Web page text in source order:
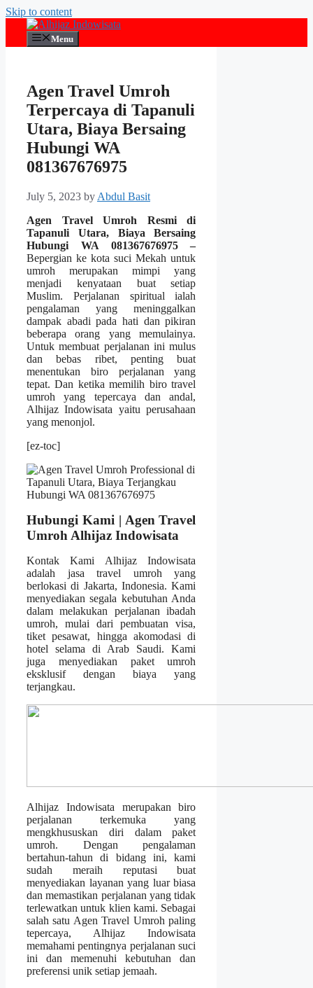
Skip to content
Menu
Agen Travel Umroh
Terpercaya di Tapanuli
Utara, Biaya Bersaing
Hubungi WA
081367676975
July 5, 2023 by Abdul Basit
Agen Travel Umroh Resmi di
Tapanuli Utara, Biaya Bersaing
Hubungi WA 081367676975 –
Bepergian ke kota suci Mekah untuk
umroh merupakan mimpi yang
menjadi kenyataan buat setiap
Muslim. Perjalanan spiritual ialah
pengalaman yang meninggalkan
dampak abadi pada hati dan pikiran
beberapa orang yang memulainya.
Untuk membuat perjalanan ini mulus
dan bebas ribet, penting buat
menentukan biro perjalanan yang
tepat. Dan ketika memilih biro travel
umroh yang tepercaya dan andal,
Alhijaz Indowisata yaitu perusahaan
yang menonjol.
[ez-toc]
Hubungi Kami | Agen Travel
Umroh Alhijaz Indowisata
Kontak Kami Alhijaz Indowisata
adalah jasa travel umroh yang
berlokasi di Jakarta, Indonesia. Kami
menyediakan segala kebutuhan Anda
dalam melakukan perjalanan ibadah
umroh, mulai dari pembuatan visa,
tiket pesawat, hingga akomodasi di
hotel selama di Arab Saudi. Kami
juga menyediakan paket umroh
eksklusif dengan biaya yang
terjangkau.
Alhijaz Indowisata merupakan biro
perjalanan terkemuka yang
mengkhususkan diri dalam paket
umroh. Dengan pengalaman
bertahun-tahun di bidang ini, kami
sudah meraih reputasi buat
menyediakan layanan yang luar biasa
dan memastikan perjalanan yang tidak
terlewatkan untuk klien kami. Sebagai
salah satu Agen Travel Umroh paling
tepercaya, Alhijaz Indowisata
memahami pentingnya perjalanan suci
ini dan memenuhi kebutuhan dan
preferensi unik setiap jemaah.